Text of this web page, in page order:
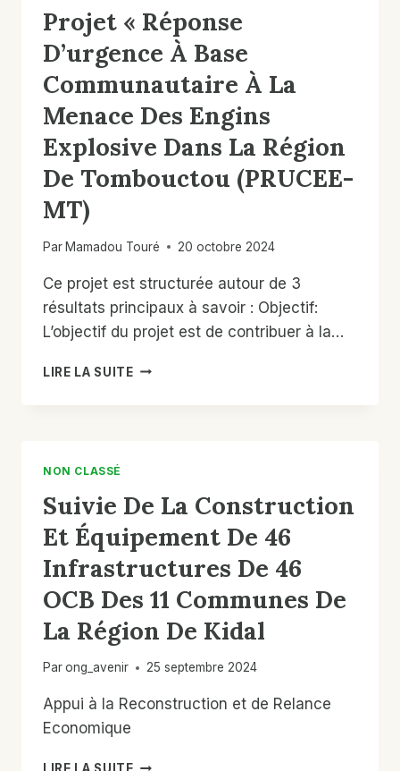
DE
BANDIAGARA
ET
DOUENTZA. SNAP II
Projet « Réponse
D’urgence À Base
Communautaire À La
Menace Des Engins
Explosive Dans La Région
De Tombouctou (PRUCEE-
MT)
Par Mamadou Touré 20 octobre 2024
Ce projet est structurée autour de 3
résultats principaux à savoir : Objectif:
L’objectif du projet est de contribuer à la…
LIRE LA SUITEPROJET
LA
MENACE
DES
ENGINS
EXPLOSIVE
DANS
LA
RÉGION
TOMBOUCTOU
MT)
NON CLASSÉ
Suivie De La Construction
Et Équipement De 46
Infrastructures De 46
OCB Des 11 Communes De
La Région De Kidal
Parong_avenir 25 septembre 2024
Appui à la Reconstruction et de Relance
Economique
SUIVIE